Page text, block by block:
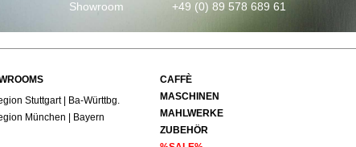
Showroom +49 (0) 89 578 689 61
Stuttgart | Ba-Württbg.
München | Bayern
CAFFÈ
MASCHINEN
MAHLWERKE
ZUBEHÖR